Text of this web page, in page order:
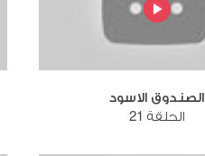
الصندوق الاسود
الحلقة 21